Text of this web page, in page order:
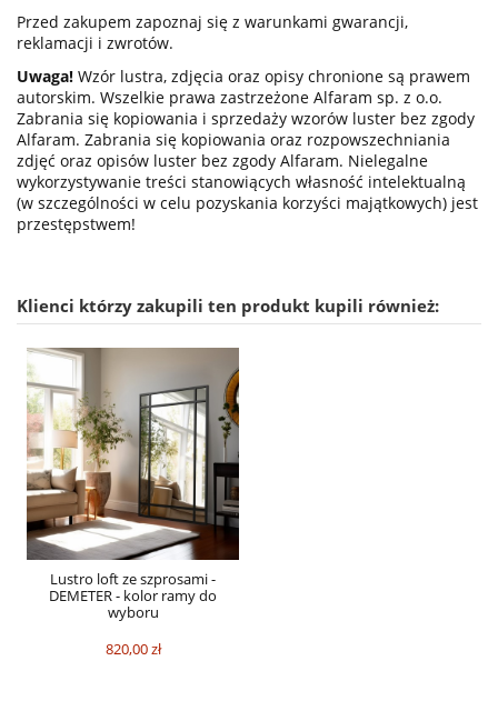
Przed zakupem zapoznaj się z warunkami gwarancji,
reklamacji i zwrotów.
Uwaga! Wzór lustra, zdjęcia oraz opisy chronione są prawem
autorskim. Wszelkie prawa zastrzeżone Alfaram sp. z o.o.
Zabrania się kopiowania i sprzedaży wzorów luster bez zgody
Alfaram. Zabrania się kopiowania oraz rozpowszechniania
zdjęć oraz opisów luster bez zgody Alfaram. Nielegalne
wykorzystywanie treści stanowiących własność intelektualną
(w szczególności w celu pozyskania korzyści majątkowych) jest
przestępstwem!
Klienci którzy zakupili ten produkt kupili również:
Lustro loft ze szprosami -
DEMETER - kolor ramy do
wyboru
820,00 zł